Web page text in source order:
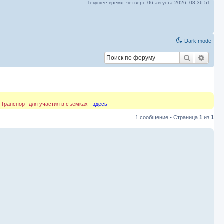
Текущее время: четверг, 06 августа 2026, 08:36:51
Dark mode
Поиск
для участия в съёмках - здесь
1 сообщение • Страница 1 из 1